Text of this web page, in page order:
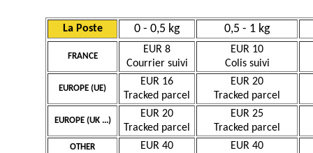
La Poste 0 - 0,5 kg 0,5 - 1 kg
FRANCE
EUR 8
Courrier suivi
EUR 10
Colis suivi
EUROPE (UE)
EUR 16
Tracked parcel
EUR 20
Tracked parcel
EUROPE (UK ...)
EUR 20
Tracked parcel
EUR 25
Tracked parcel
OTHER
EUR 40
EUR 40